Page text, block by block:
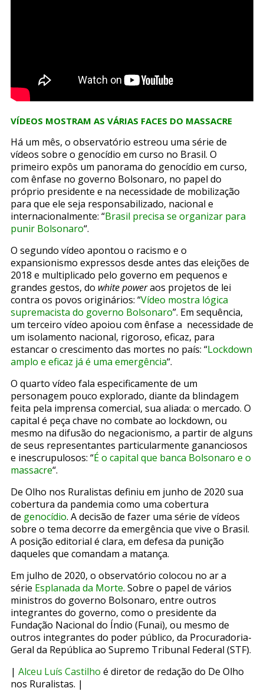
VÍDEOS MOSTRAM AS VÁRIAS FACES DO MASSACRE
Há um mês, o observatório estreou uma série de
vídeos sobre o genocídio em curso no Brasil. O
primeiro expôs um panorama do genocídio em curso,
com ênfase no governo Bolsonaro, no papel do
próprio presidente e na necessidade de mobilização
para que ele seja responsabilizado, nacional e
internacionalmente: “Brasil precisa se organizar para
punir Bolsonaro“.
O segundo vídeo apontou o racismo e o
expansionismo expressos desde antes das eleições de
2018 e multiplicado pelo governo em pequenos e
grandes gestos, do white poweraos projetos de lei
contra os povos originários: “Vídeo mostra lógica
supremacista do governo Bolsonaro”. Em sequência,
um terceiro vídeo apoiou com ênfase a necessidade de
um isolamento nacional, rigoroso, eficaz, para
estancar o crescimento das mortes no país: “Lockdown
amplo e eficaz já é uma emergência“.
O quarto vídeo fala especificamente de um
personagem pouco explorado, diante da blindagem
feita pela imprensa comercial, sua aliada: o mercado. O
capital é peça chave no combate ao lockdown, ou
mesmo na difusão do negacionismo, a partir de alguns
de seus representantes particularmente gananciosos
e inescrupulosos: “É o capital que banca Bolsonaro e o
massacre“.
De Olho nos Ruralistas definiu em junho de 2020 sua
cobertura da pandemia como uma cobertura
de genocídio. A decisão de fazer uma série de vídeos
sobre o tema decorre da emergência que vive o Brasil.
A posição editorial é clara, em defesa da punição
daqueles que comandam a matança.
Em julho de 2020, o observatório colocou no ar a
série Esplanada da Morte. Sobre o papel de vários
ministros do governo Bolsonaro, entre outros
integrantes do governo, como o presidente da
Fundação Nacional do Índio (Funai), ou mesmo de
outros integrantes do poder público, da Procuradoria-
Geral da República ao Supremo Tribunal Federal (STF).
| Alceu Luís Castilho é diretor de redação do De Olho
nos Ruralistas. |